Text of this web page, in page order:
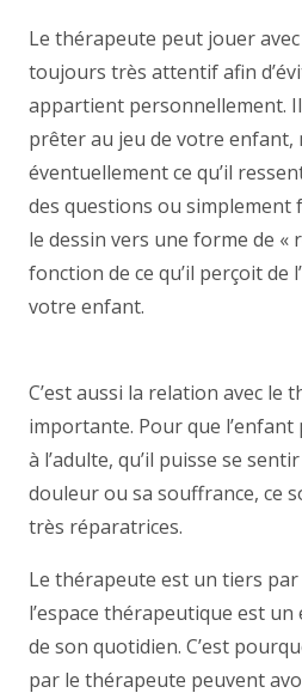
Le thérapeute peut jouer
toujours très attentif afin
appartient personnellement.
prêter au jeu de votre enfant,
éventuellement ce qu’il
des questions ou simplement
le dessin vers une forme de «
fonction de ce qu’il perçoit de
votre enfant.
C’est aussi la relation avec le
importante. Pour que
à l’adulte, qu’il puisse se
douleur ou sa souffrance, ce
très réparatrices.
Le thérapeute est un tiers
l’espace thérapeutique est
de son quotidien. C’est
par le thérapeute peuvent